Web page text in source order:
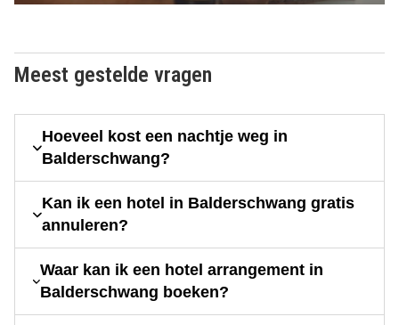
Meest gestelde vragen
Hoeveel kost een nachtje weg in
Balderschwang?
Kan ik een hotel in Balderschwang gratis
annuleren?
Waar kan ik een hotel arrangement in
Balderschwang boeken?